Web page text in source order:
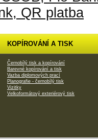
KOPÍROVÁNÍ A TISK
Černobílý tisk a kopírování
Barevné kopírování a tisk
Vazba diplomových prací
Planografie - černobílý tisk
Vizitky
Velkoformátový exteriérový tisk